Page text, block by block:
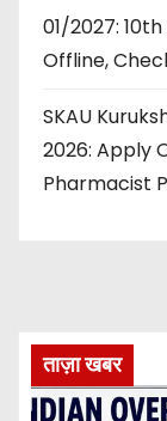
01/2027:
Offline,
SKAU
2026: Apply
Pharmacist
ताज़ा खबर